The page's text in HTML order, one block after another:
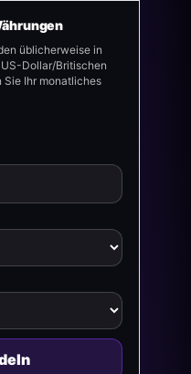
üblicherweise in
US-Dollar/Britischen
Ihr monatliches